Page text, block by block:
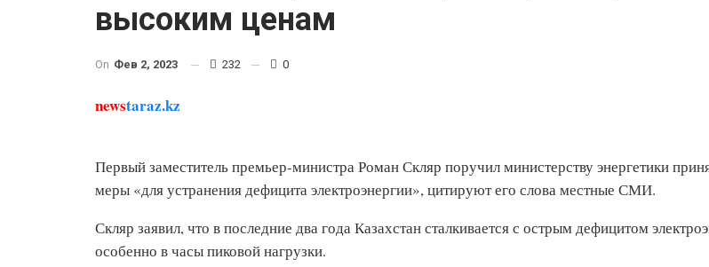
высоким ценам
On Фев 2, 2023 232 0
newstaraz.kz
Первый заместитель премьер-министра Роман Скляр поручил министерству энергетики
меры «для устранения дефицита электроэнергии», цитируют его слова местные СМИ.
Скляр заявил, что в последние два года Казахстан сталкивается с острым дефицитом
особенно в часы пиковой нагрузки.